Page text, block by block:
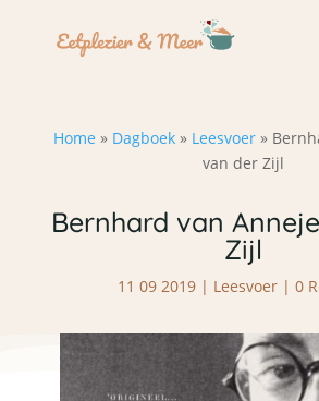
Home » Dagboek » Leesvoer »
van der Zijl
Bernhard van
Zijl
11 09 2019 | Leesvoer |0